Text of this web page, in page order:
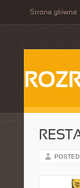
Strona główna